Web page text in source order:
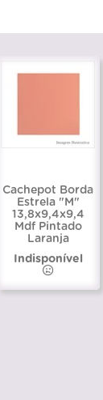
Cachepot Borda
Estrela "M"
13,8x9,4x9,4
Mdf Pintado
Laranja
Indisponível